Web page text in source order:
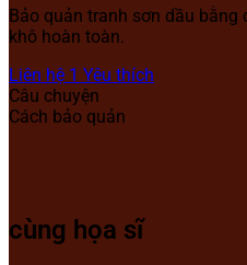
Bảo quản tranh sơn dầu
khô hoàn toàn.
Liên hệ 1 Yêu thích
Câu chuyện
Cách bảo quản
cùng họa sĩ